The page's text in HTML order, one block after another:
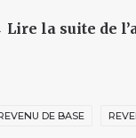
Lire la suite de
DE BASE